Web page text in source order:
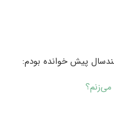
پیش خوانده بودم: